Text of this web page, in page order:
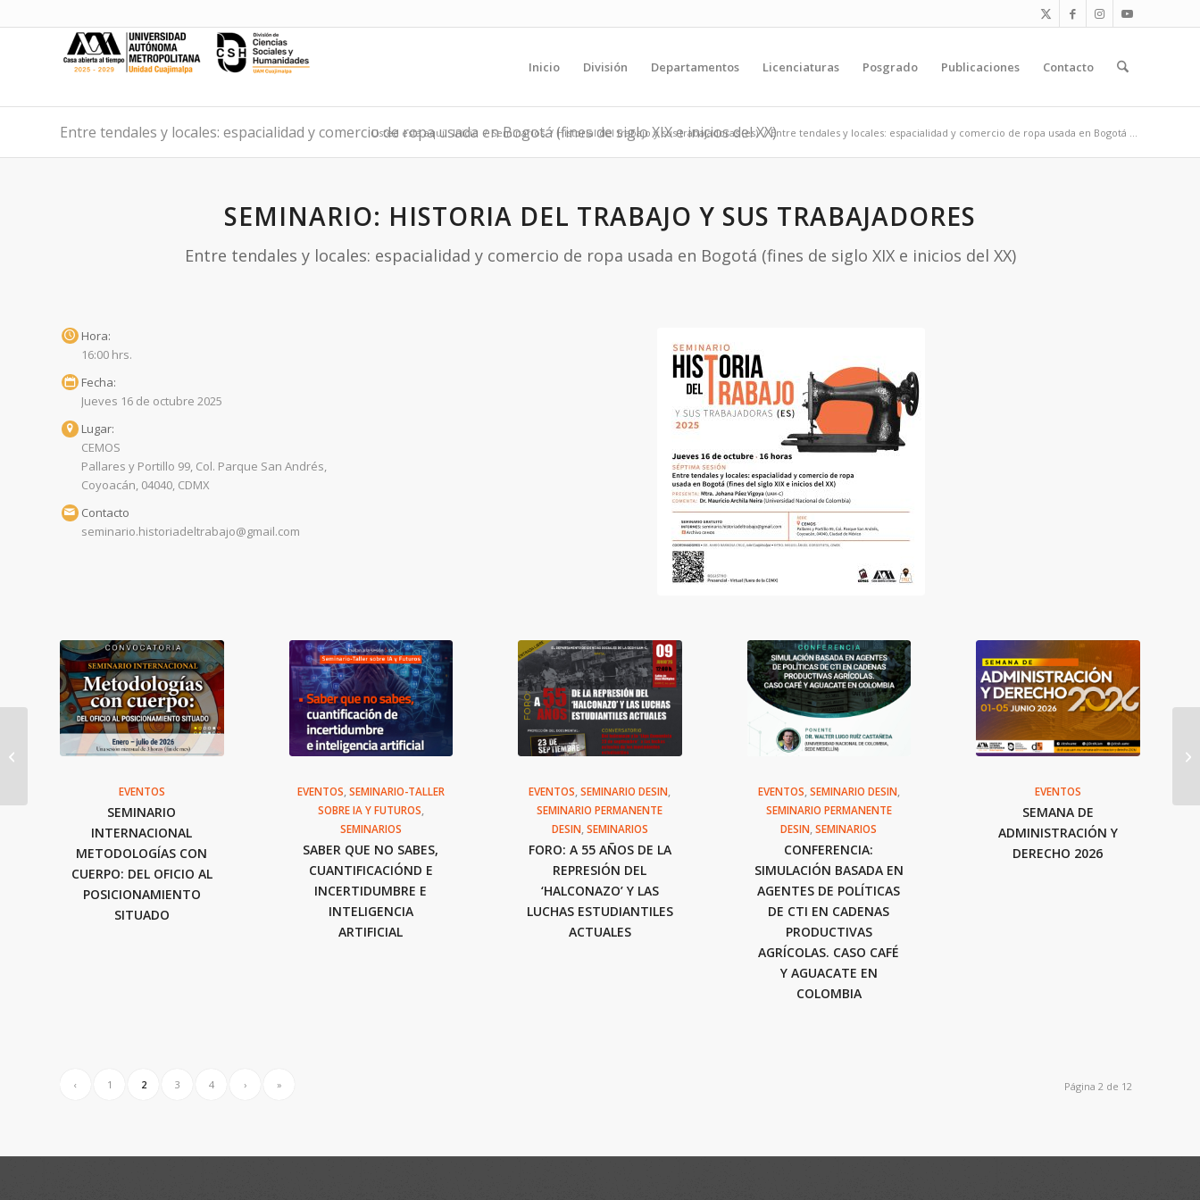
Inicio División Departamentos Licenciaturas Posgrado Publicaciones Contacto
Entre tendales y locales: espacialidad y comercio de ropa usada en Bogotá (fines de siglo XIX e inicios del XX)
Usted está aquí: Inicio / Seminarios / Historial del trabajo y sus trabajadoras (es) / Entre tendales y locales: espacialidad y comercio de ropa usada en Bogotá ...
SEMINARIO: HISTORIA DEL TRABAJO Y SUS TRABAJADORES
Entre tendales y locales: espacialidad y comercio de ropa usada en Bogotá (fines de siglo XIX e inicios del XX)
Hora:
16:00 hrs.
Fecha:
Jueves 16 de octubre 2025
Lugar:
CEMOS
Pallares y Portillo 99, Col. Parque San Andrés,
Coyoacán, 04040, CDMX
Contacto
seminario.historiadeltrabajo@gmail.com
EVENTOS
SEMINARIO
INTERNACIONAL
METODOLOGÍAS CON
CUERPO: DEL OFICIO AL
POSICIONAMIENTO
SITUADO
EVENTOS,SEMINARIO-TALLER
SOBRE IA Y FUTUROS,
SEMINARIOS
SABER QUE NO SABES,
CUANTIFICACIÓND E
INCERTIDUMBRE E
INTELIGENCIA
ARTIFICIAL
EVENTOS,SEMINARIO DESIN,
SEMINARIO PERMANENTE
DESIN,SEMINARIOS
FORO: A 55 AÑOS DE LA
REPRESIÓN DEL
‘HALCONAZO’ Y LAS
LUCHAS ESTUDIANTILES
ACTUALES
EVENTOS,SEMINARIO DESIN,
SEMINARIO PERMANENTE
DESIN,SEMINARIOS
CONFERENCIA:
SIMULACIÓN BASADA EN
AGENTES DE POLÍTICAS
DE CTI EN CADENAS
PRODUCTIVAS
AGRÍCOLAS. CASO CAFÉ
Y AGUACATE EN
COLOMBIA
EVENTOS
SEMANA DE
ADMINISTRACIÓN Y
DERECHO 2026
Página 2 de 12
‹ 1 2 3 4 › »
Cartografías sensibles